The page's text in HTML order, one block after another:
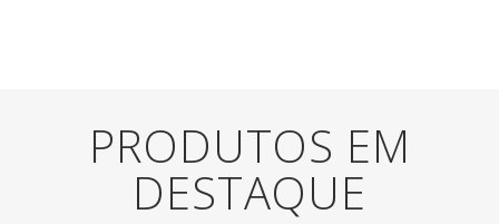
PRODUTOS EM
DESTAQUE